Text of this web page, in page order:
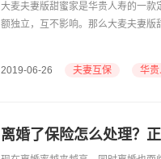
大麦夫妻版甜蜜家是华贵人寿的一
额独立，互不影响。那么大麦夫妻版
2019-06-26 夫妻互保 华
离婚了保险怎么处理？